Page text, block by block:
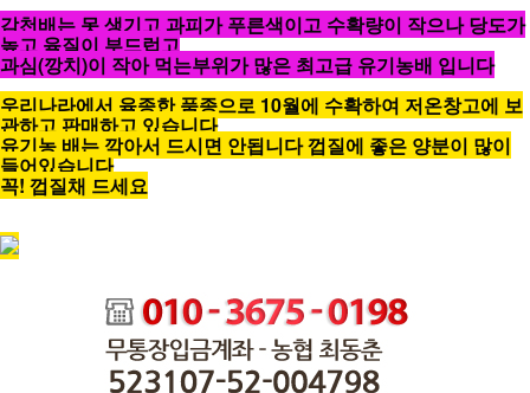
감천배는 못 생기고 과피가 푸른색이고 수확량이 작으나 당도가
높고 육질이 부드럽고
과심(깡치)이 작아 먹는부위가 많은 최고급 유기농배 입니다
우리나라에서 육종한 품종으로 10월에 수확하여 저온창고에 보
관하고 판매하고 있습니다
유기농 배는 깍아서 드시면 안됩니다 껍질에 좋은 양분이 많이
들어있습니다
꼭! 껍질채 드세요